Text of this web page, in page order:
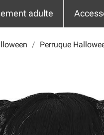
adulte
Perruque